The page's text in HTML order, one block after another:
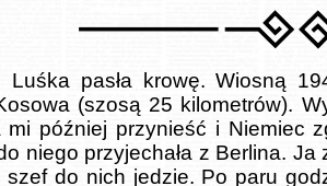
Luśka pasła krowę. Wiosną
(szosą 25 kilometrów).
później przynieść i Niemiec
niego przyjechała z Berlina.
szef do nich jedzie. Po paru